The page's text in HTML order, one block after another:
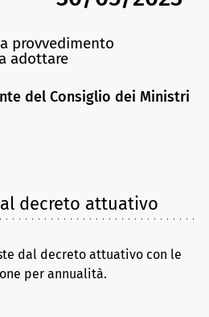
provvedimento
adottare
del Consiglio dei Ministri
decreto attuativo
dal decreto attuativo con le
per annualità.